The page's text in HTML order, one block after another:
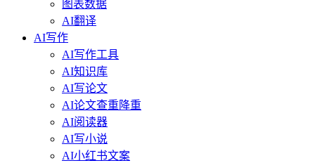
图表数据
AI翻译
AI写作
AI写作工具
AI知识库
AI写论文
AI论文查重降重
AI阅读器
AI写小说
AI小红书文案